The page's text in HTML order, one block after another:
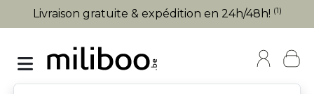
Livraison gratuite & expédition en 24h/48h! (1)